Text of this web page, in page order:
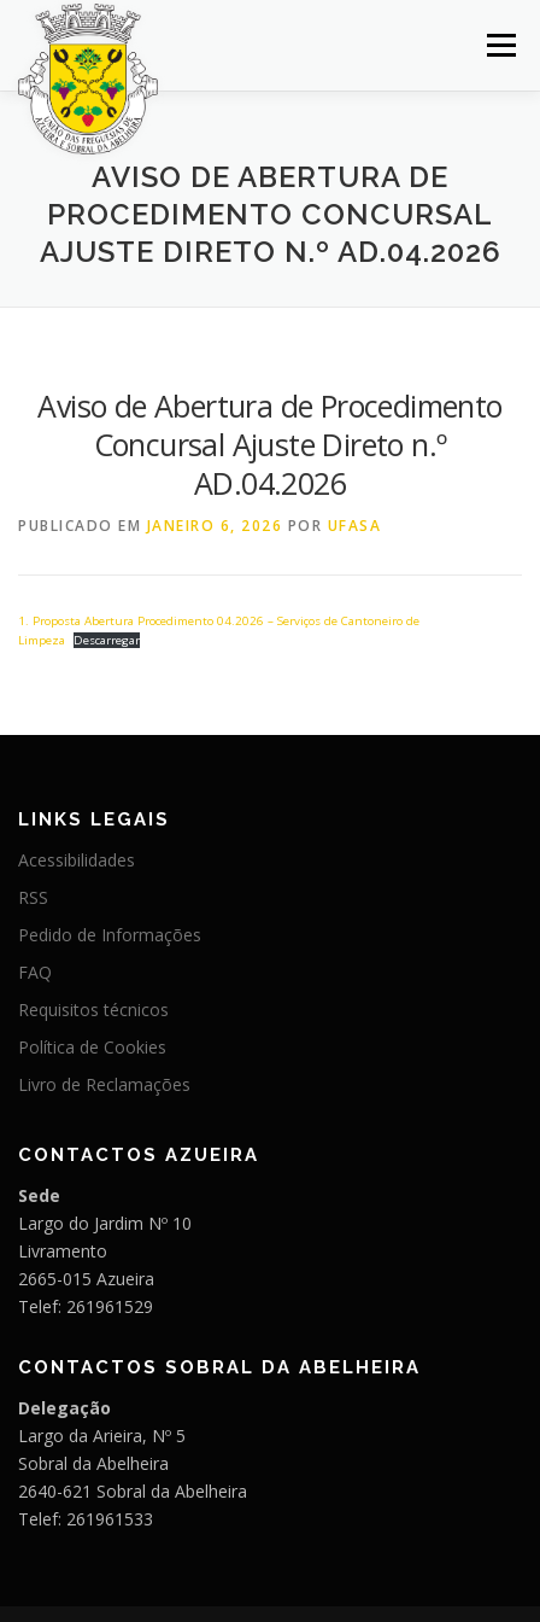
Saltar
conteúdo
Menu
INÍCIO JUNTA DE FREGUESIA
BALCÃO VIRTUAL NOTÍCIAS MAPA
AVISO DE ABERTURA DE
PROCEDIMENTO CONCURSAL
AJUSTE DIRETO N.º AD.04.2026
Aviso de Abertura de Procedimento
Concursal Ajuste Direto n.º
AD.04.2026
PUBLICADO EM JANEIRO 6, 2026 POR UFASA
1. Proposta Abertura Procedimento 04.2026 – Serviços de Cantoneiro de
Limpeza
Descarregar
LINKS LEGAIS
Acessibilidades
RSS
Pedido de Informações
FAQ
Requisitos técnicos
Política de Cookies
Livro de Reclamações
CONTACTOS AZUEIRA
Sede
Largo do Jardim Nº 10
Livramento
2665-015 Azueira
Telef: 261961529
CONTACTOS SOBRAL DA ABELHEIRA
Delegação
Largo da Arieira, Nº 5
Sobral da Abelheira
2640-621 Sobral da Abelheira
Telef: 261961533